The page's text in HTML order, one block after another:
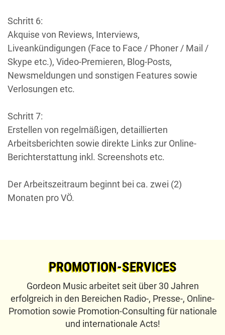
Schritt 6:
Akquise von Reviews, Interviews,
Liveankündigungen (Face to Face / Phoner / Mail /
Skype etc.), Video-Premieren, Blog-Posts,
Newsmeldungen und sonstigen Features sowie
Verlosungen etc.
Schritt 7:
Erstellen von regelmäßigen, detaillierten
Arbeitsberichten sowie direkte Links zur Online-
Berichterstattung inkl. Screenshots etc.
Der Arbeitszeitraum beginnt bei ca. zwei (2)
Monaten pro VÖ.
PROMOTION-SERVICES
Gordeon Music arbeitet seit über 30 Jahren
erfolgreich in den Bereichen Radio-, Presse-, Online-
Promotion sowie Promotion-Consulting für nationale
und internationale Acts!